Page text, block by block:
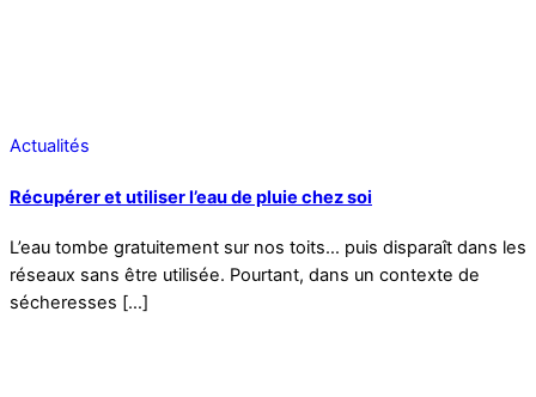
Actualités
Récupérer et utiliser l’eau de pluie chez soi
L’eau tombe gratuitement sur nos toits… puis disparaît dans les
réseaux sans être utilisée. Pourtant, dans un contexte de
sécheresses […]